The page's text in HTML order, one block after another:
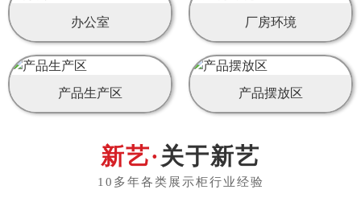
办公室 厂房环境
产品生产区 产品摆放区
关于新艺